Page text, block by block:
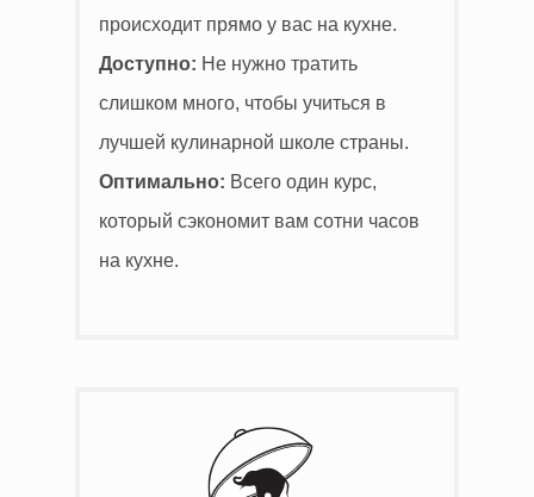
происходит прямо у вас на кухне.
Доступно: Не нужно тратить
слишком много, чтобы учиться в
лучшей кулинарной школе страны.
Оптимально: Всего один курс,
который сэкономит вам сотни часов
на кухне.